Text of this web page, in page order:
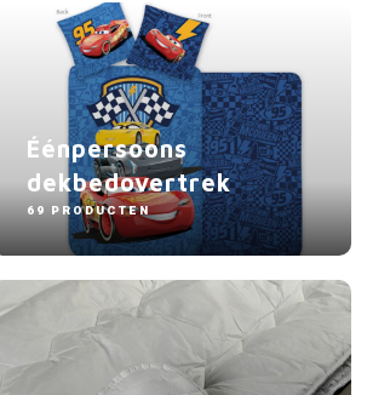
Éénpersoons
dekbedovertrek
69 PRODUCTEN